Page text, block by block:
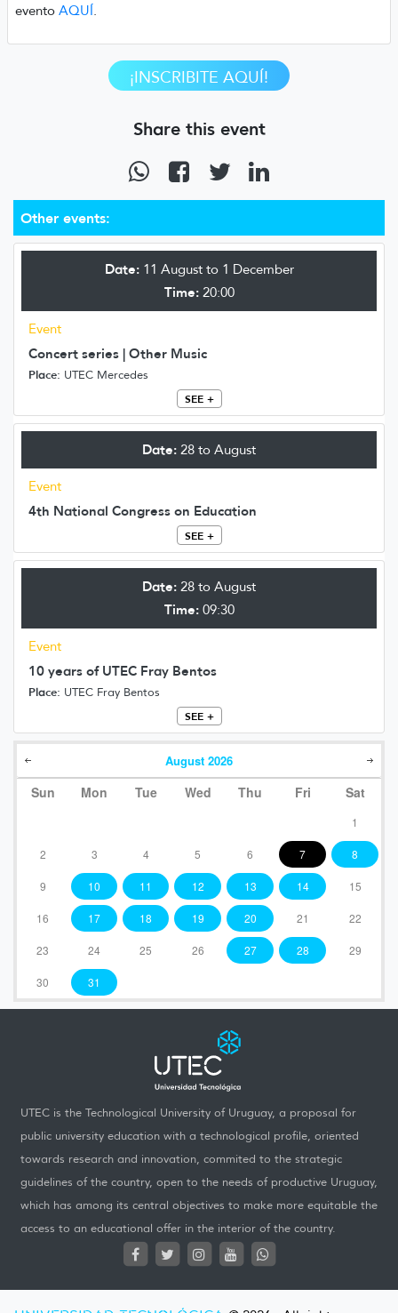
Other events:
Date:11 August to 1 December
Time:20:00
Event
Concert series | Other Music
Place: UTEC Mercedes
SEE +
Date: 28 to August
Event
4th National Congress on Education
SEE +
Date: 28 to August
Time:09:30
Event
10 years of UTEC Fray Bentos
Place: UTEC Fray Bentos
SEE +
August 2026
Sun Mon Tue Wed Thu Fri Sat
1
2 3 4 5 6 7 8
9 10 11 12 13 14 15
16 17 18 19 20 21 22
23 24 25 26 27 28 29
30 31
evento AQUÍ .
¡INSCRIBITE AQUÍ!
Share this event
UTEC is the Technological University of Uruguay, a proposal for
public university education with a technological profile, oriented
towards research and innovation, commited to the strategic
guidelines of the country, open to the needs of productive Uruguay,
which has among its central objectives to make more equitable the
access to an educational offer in the interior of the country.